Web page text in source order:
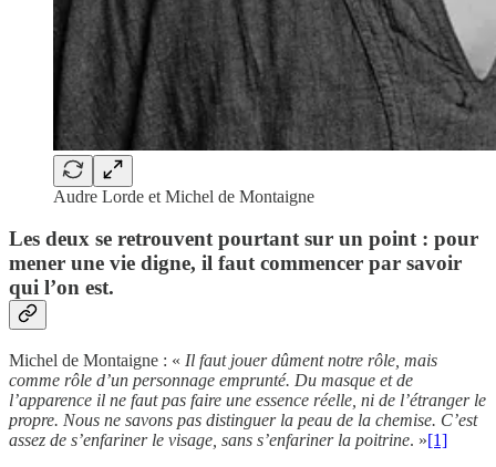
Audre Lorde et Michel de Montaigne
Les deux se retrouvent pourtant sur un point : pour
mener une vie digne, il faut commencer par savoir
qui l’on est.
Michel de Montaigne : « Il faut jouer dûment notre rôle, mais
comme rôle d’un personnage emprunté. Du masque et de
l’apparence il ne faut pas faire une essence réelle, ni de l’étranger le
propre. Nous ne savons pas distinguer la peau de la chemise. C’est
assez de s’enfariner le visage, sans s’enfariner la poitrine. »[1]